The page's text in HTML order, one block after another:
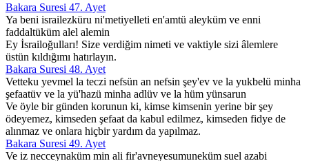
Bakara Suresi 47. Ayet
Ya beni israilezküru ni'metiyelleti en'amtü aleyküm ve enni
faddaltüküm alel alemin
Ey İsrailoğulları! Size verdiğim nimeti ve vaktiyle sizi âlemlere
üstün kıldığımı hatırlayın.
Bakara Suresi 48. Ayet
Vetteku yevmel la teczi nefsün an nefsin şey'ev ve la yukbelü minha
şefaatüv ve la yü'hazü minha adlüv ve la hüm yünsarun
Ve öyle bir günden korunun ki, kimse kimsenin yerine bir şey
ödeyemez, kimseden şefaat da kabul edilmez, kimseden fidye de
alınmaz ve onlara hiçbir yardım da yapılmaz.
Bakara Suresi 49. Ayet
Ve iz necceynaküm min ali fir'avneyesumuneküm suel azabi